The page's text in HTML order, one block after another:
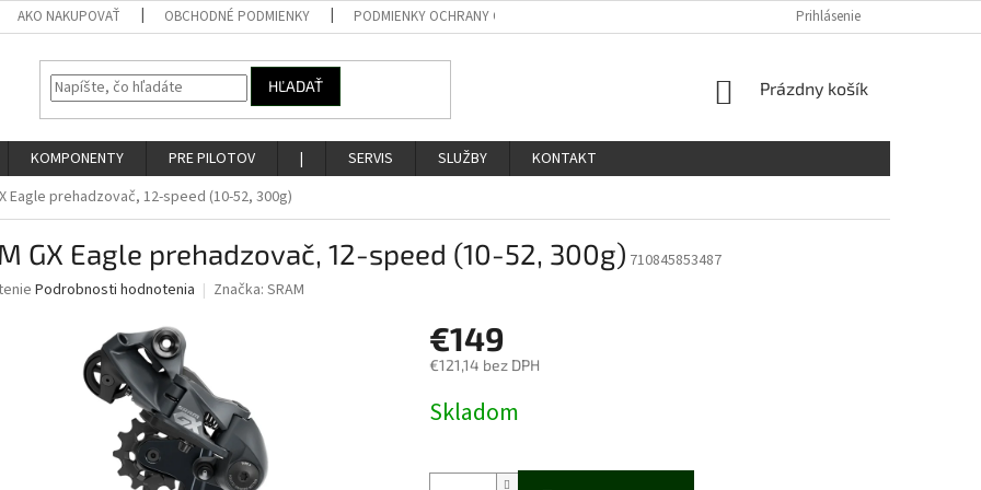
AKO NAKUPOVAŤ OBCHODNÉ PODMIENKY PODMIENKY OCHRANY OSOBNÝCH ÚDAJOV Prihlásenie
HĽADAŤ
NÁKUPNÝ
Prázdny košík
KOMPONENTY PRE PILOTOV | SERVIS SLUŽBY
KONTAKT
Eagle prehadzovač, 12-speed (10-52, 300g)
GX Eagle prehadzovač, 12-speed (10-52, 300g) 710845853487
Podrobnosti hodnotenia Značka: SRAM
€149
€121,14 bez DPH
cena:
Skladom